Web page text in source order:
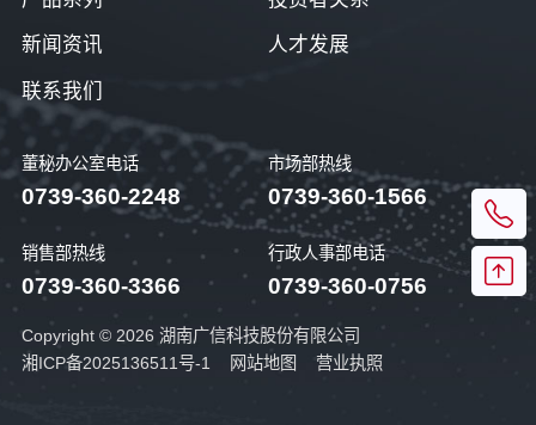
董秘办公室电话
0739-360-2248
市场部热线
0739-360-1566
销售部热线
0739-360-3366
行政人事部电话
0739-360-0756
新闻资讯 人才发展
联系我们
Copyright © 2026 湖南广信科技股份有限公司
湘ICP备2025136511号-1
网站地图 营业执照